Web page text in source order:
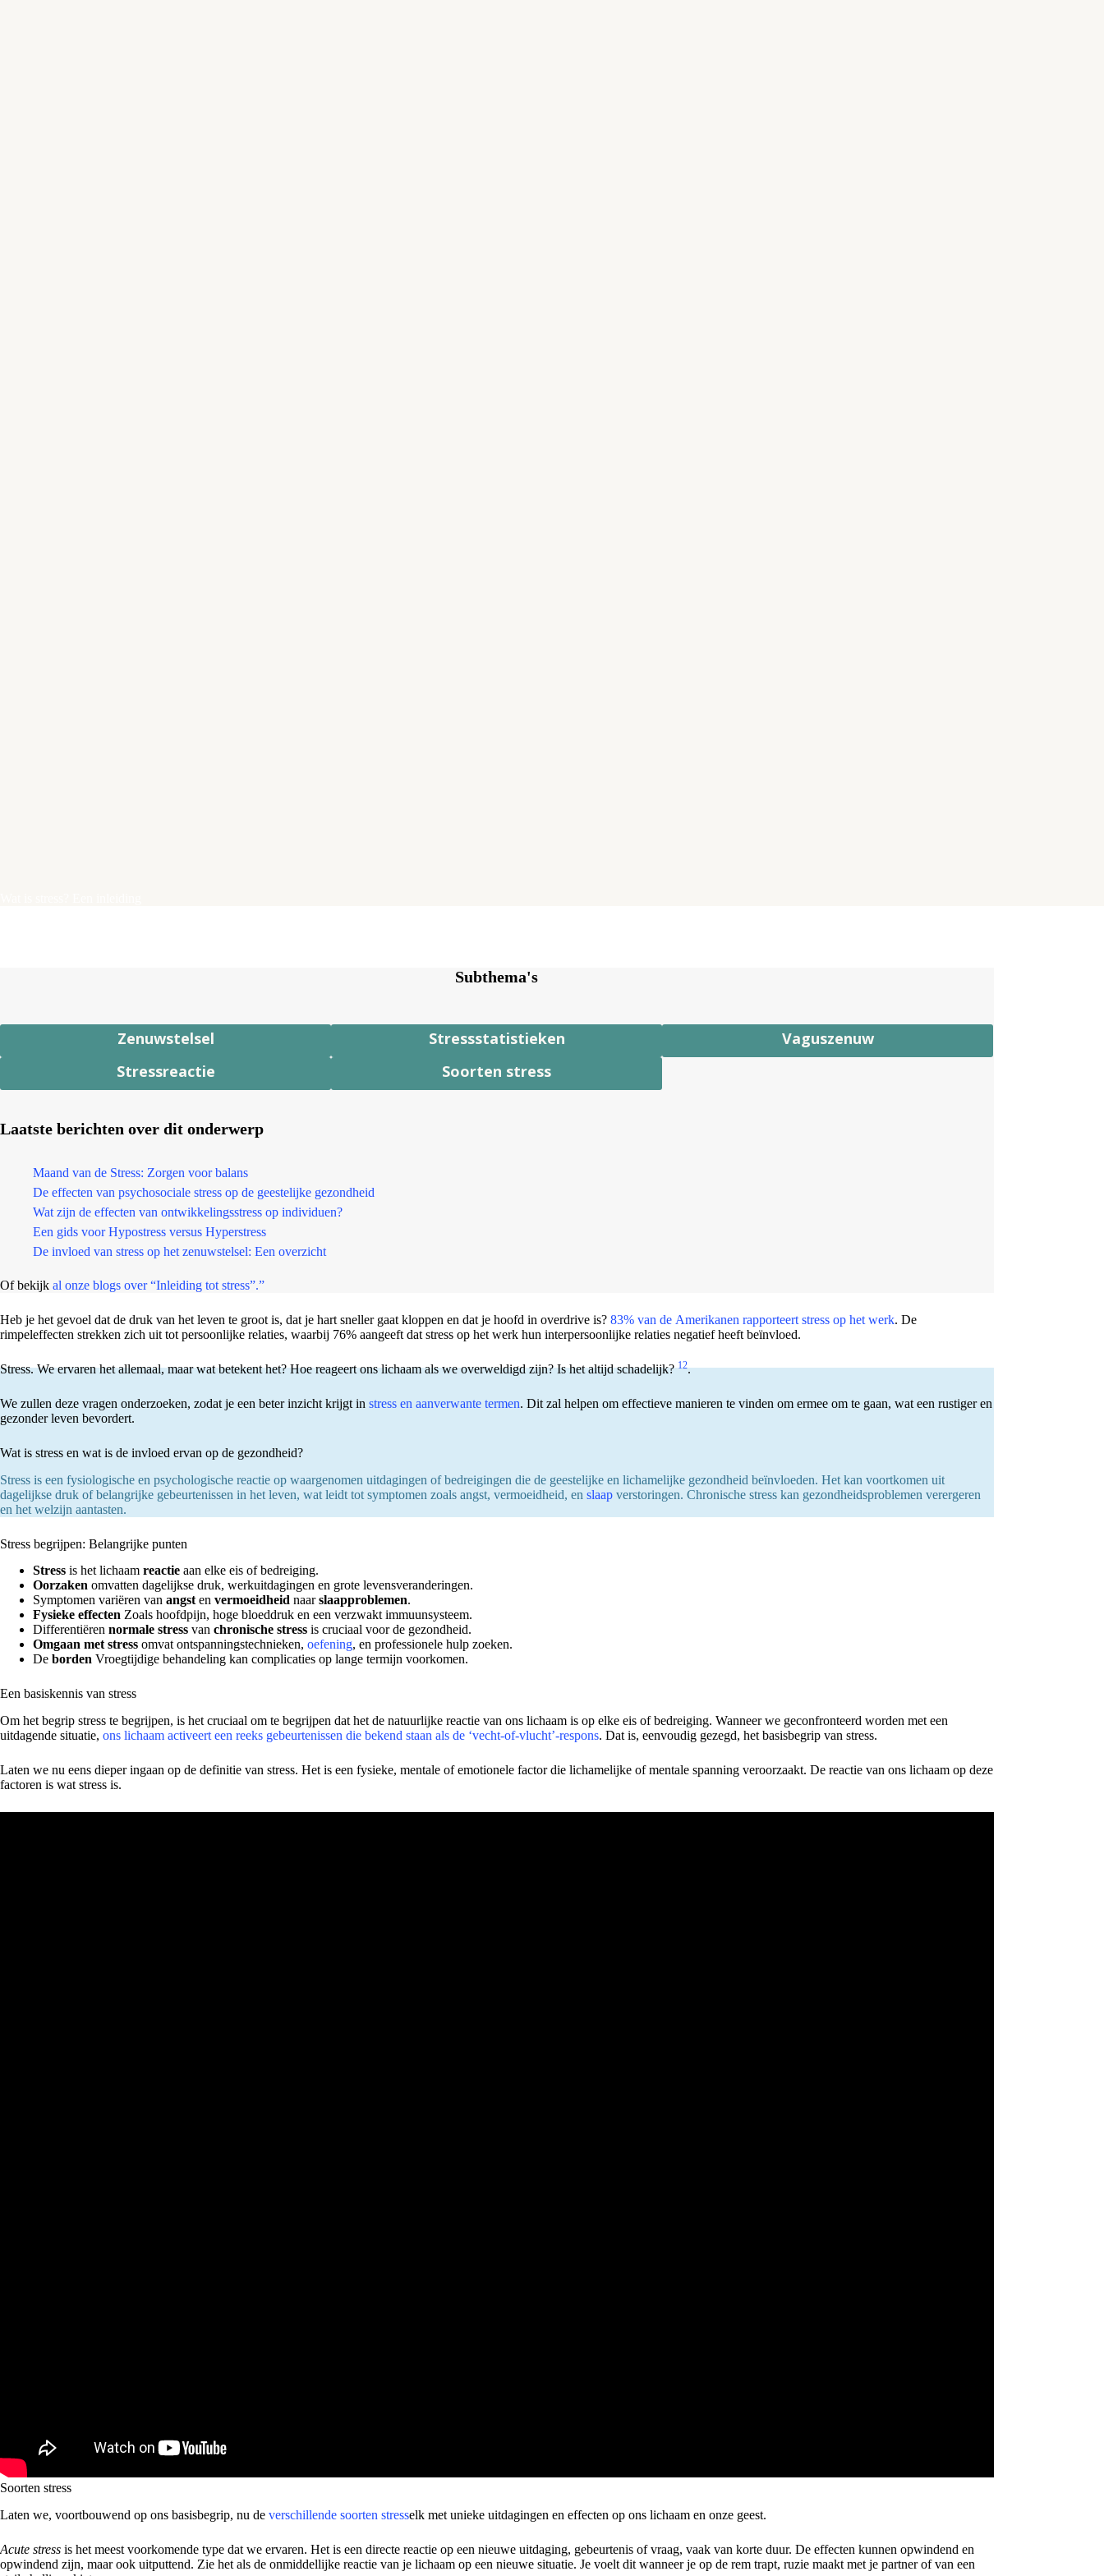
Subthema's
Zenuwstelsel
Stressreactie
Stressstatistieken
Soorten stress
Vaguszenuw
Laatste berichten over dit onderwerp
Maand van de Stress: Zorgen voor balans
De effecten van psychosociale stress op de geestelijke gezondheid
Wat zijn de effecten van ontwikkelingsstress op individuen?
Een gids voor Hypostress versus Hyperstress
De invloed van stress op het zenuwstelsel: Een overzicht
Of bekijk al onze blogs over “Inleiding tot stress”.”
Heb je het gevoel dat de druk van het leven te groot is, dat je hart sneller gaat kloppen en dat je hoofd in overdrive is? 83% van de Amerikanen rapporteert stress op het werk. De
rimpeleffecten strekken zich uit tot persoonlijke relaties, waarbij 76% aangeeft dat stress op het werk hun interpersoonlijke relaties negatief heeft beïnvloed.
Stress. We ervaren het allemaal, maar wat betekent het? Hoe reageert ons lichaam als we overweldigd zijn? Is het altijd schadelijk?12.
We zullen deze vragen onderzoeken, zodat je een beter inzicht krijgt in stress en aanverwante termen. Dit zal helpen om effectieve manieren te vinden om ermee om te gaan, wat een rustiger en
gezonder leven bevordert.
Wat is stress en wat is de invloed ervan op de gezondheid?
Stress is een fysiologische en psychologische reactie op waargenomen uitdagingen of bedreigingen die de geestelijke en lichamelijke gezondheid beïnvloeden. Het kan voortkomen uit
dagelijkse druk of belangrijke gebeurtenissen in het leven, wat leidt tot symptomen zoals angst, vermoeidheid, en slaap verstoringen. Chronische stress kan gezondheidsproblemen verergeren
en het welzijn aantasten.
Stress begrijpen: Belangrijke punten
Stress is het lichaam reactie aan elke eis of bedreiging.
Oorzaken omvatten dagelijkse druk, werkuitdagingen en grote levensveranderingen.
Symptomen variëren van angst en vermoeidheid naarslaapproblemen.
Fysieke effecten Zoals hoofdpijn, hoge bloeddruk en een verzwakt immuunsysteem.
Differentiëren normale stress van chronische stress is cruciaal voor de gezondheid.
Omgaan met stress omvat ontspanningstechnieken, oefening, en professionele hulp zoeken.
De borden Vroegtijdige behandeling kan complicaties op lange termijn voorkomen.
Een basiskennis van stress
Om het begrip stress te begrijpen, is het cruciaal om te begrijpen dat het de natuurlijke reactie van ons lichaam is op elke eis of bedreiging. Wanneer we geconfronteerd worden met een
uitdagende situatie, ons lichaam activeert een reeks gebeurtenissen die bekend staan als de ‘vecht-of-vlucht’-respons. Dat is, eenvoudig gezegd, het basisbegrip van stress.
Laten we nu eens dieper ingaan op de definitie van stress. Het is een fysieke, mentale of emotionele factor die lichamelijke of mentale spanning veroorzaakt. De reactie van ons lichaam op deze
factoren is wat stress is.
Soorten stress
Laten we, voortbouwend op ons basisbegrip, nu de verschillende soorten stresselk met unieke uitdagingen en effecten op ons lichaam en onze geest.
Acute stress is het meest voorkomende type dat we ervaren. Het is een directe reactie op een nieuwe uitdaging, gebeurtenis of vraag, vaak van korte duur. De effecten kunnen opwindend en
opwindend zijn, maar ook uitputtend. Zie het als de onmiddellijke reactie van je lichaam op een nieuwe situatie. Je voelt dit wanneer je op de rem trapt, ruzie maakt met je partner of van een